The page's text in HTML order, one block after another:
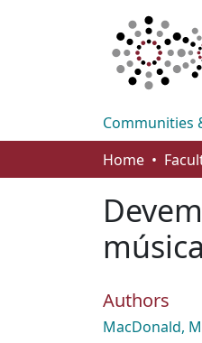
Communities
Home
Authors
MacDonald,